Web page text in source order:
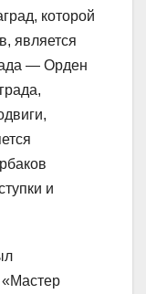
которой
является
— Орден
и
«Мастер